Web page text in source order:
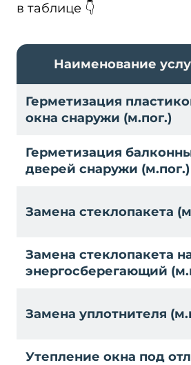
в таблице 👇
Наименование
Герметизация
окна снаружи (м.пог.)
Герметизация
дверей снаружи (м.пог.)
Замена стеклопакета
Замена стеклопакета
энергосберегающий
Замена уплотнителя
Утепление окна под